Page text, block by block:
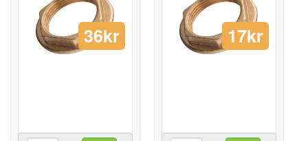
36kr 17kr